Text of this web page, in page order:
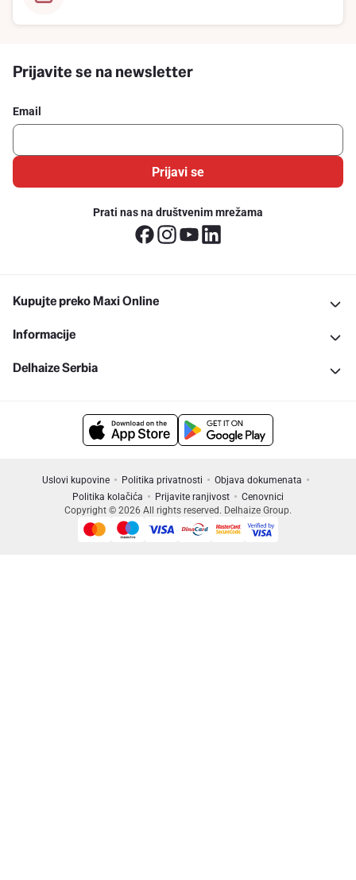
Prijavite se na newsletter
Email
Prijavi se
Prati nas na društvenim mrežama
Kupujte preko Maxi Online
Informacije
Delhaize Serbia
Uslovi kupovine Politika privatnosti
Objava dokumenata
Politika kolačića
Prijavite ranjivost
Cenovnici
Copyright © 2026 All rights reserved. Delhaize Group.